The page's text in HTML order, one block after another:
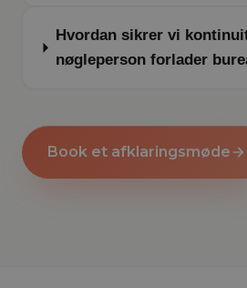
Hvordan sikrer vi
nøgleperson forlader
Book et afklaringsmøde